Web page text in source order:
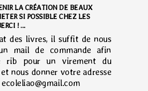
LA CRÉATION DE BEAUX
SI POSSIBLE CHEZ LES
! …
des livres, il suffit de nous
mail de commande afin
rib pour un virement du
nous donner votre adresse
ecoleliao@gmail.com